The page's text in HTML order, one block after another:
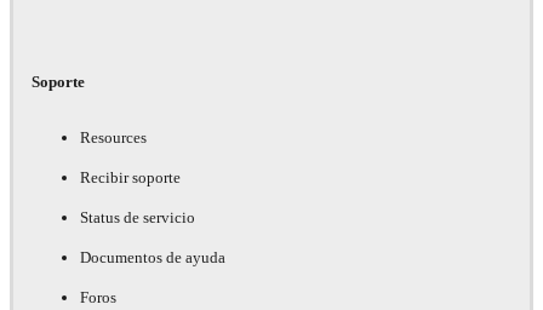
Soporte
Resources
Recibir soporte
Status de servicio
Documentos de ayuda
Foros